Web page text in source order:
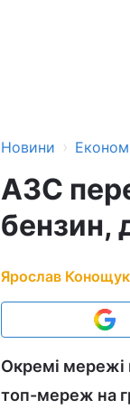
Новини ›
АЗС
бензин,
Ярослав Конощук
Окремі мережі
топ-мереж на